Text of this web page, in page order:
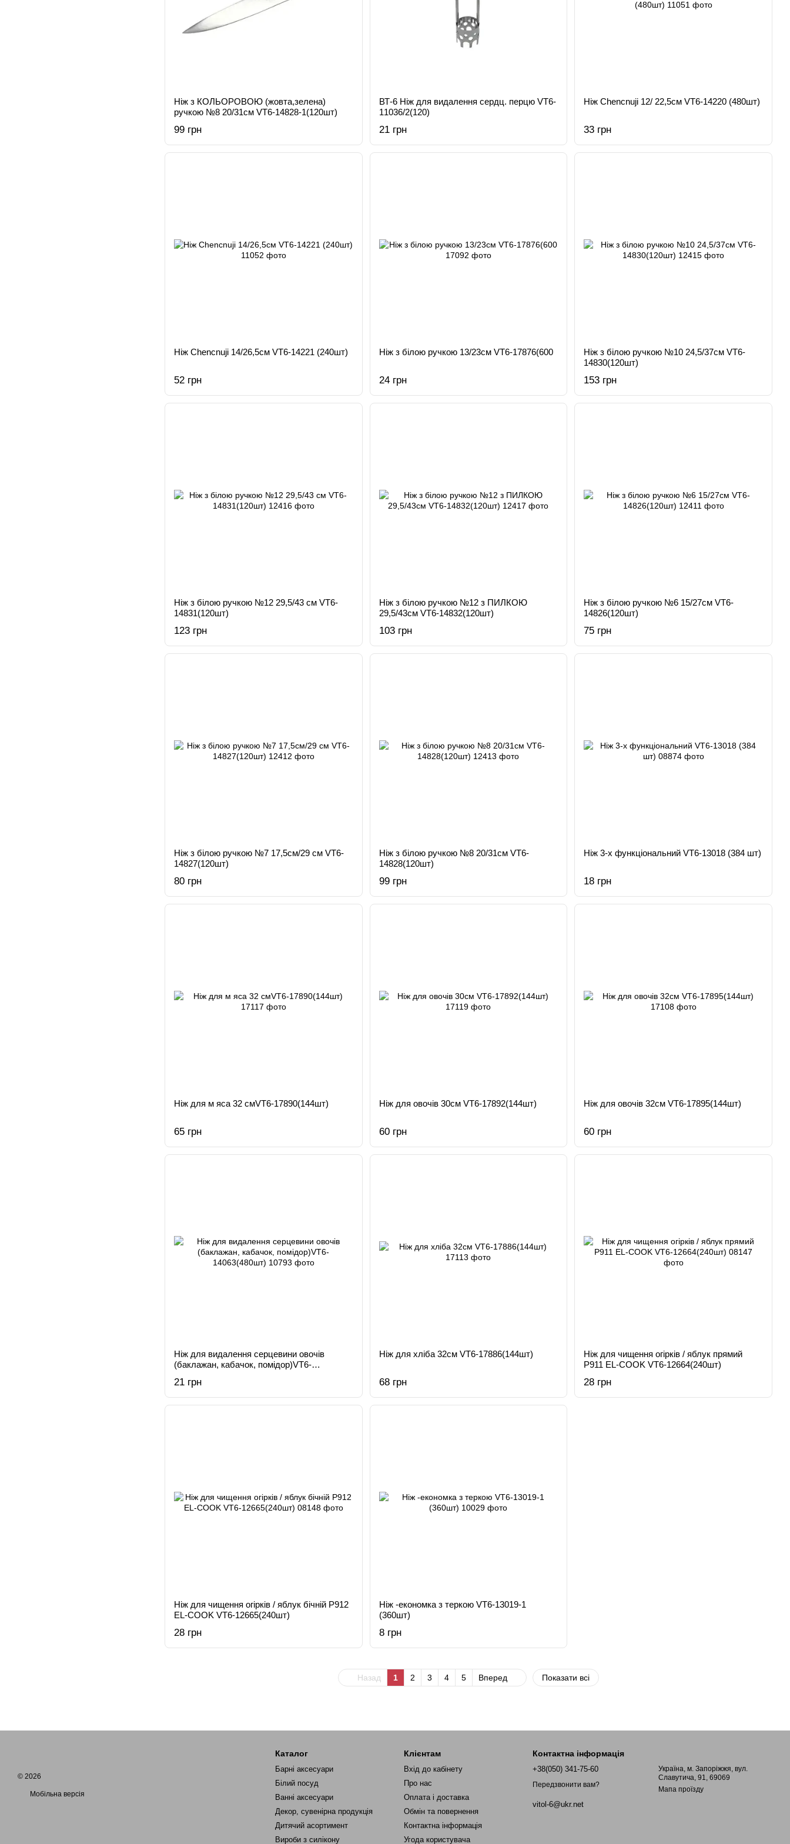
Ніж з КОЛЬОРОВОЮ (жовта,зелена)
ручкою №8 20/31см VT6-14828-1(120шт)
99 грн
ВТ-6 Ніж для видалення сердц. перцю VT6-
11036/2(120)
21 грн
Нiж Chencnuji 12/ 22,5см VT6-14220 (480шт)
33 грн
Нiж Chencnuji 14/26,5см VT6-14221 (240шт)
52 грн
Ніж з білою ручкою 13/23см VT6-17876(600
24 грн
Ніж з білою ручкою №10 24,5/37см VT6-
14830(120шт)
153 грн
Ніж з білою ручкою №12 29,5/43 см VT6-
14831(120шт)
123 грн
Ніж з білою ручкою №12 з ПИЛКОЮ
29,5/43см VT6-14832(120шт)
103 грн
Ніж з білою ручкою №6 15/27см VT6-
14826(120шт)
75 грн
Ніж з білою ручкою №7 17,5см/29 см VT6-
14827(120шт)
80 грн
Ніж з білою ручкою №8 20/31см VT6-
14828(120шт)
99 грн
Ніж 3-х функціональний VT6-13018 (384 шт)
18 грн
Ніж для м яса 32 смVT6-17890(144шт)
65 грн
Ніж для овочів 30см VT6-17892(144шт)
60 грн
Ніж для овочів 32см VT6-17895(144шт)
60 грн
Ніж для видалення серцевини овочів
(баклажан, кабачок, помідор)VT6-
21 грн
Ніж для хліба 32см VT6-17886(144шт)
68 грн
Ніж для чищення огірків / яблук прямий
Р911 EL-COOK VT6-12664(240шт)
28 грн
Ніж для чищення огірків / яблук бічній Р912
EL-COOK VT6-12665(240шт)
28 грн
Ніж -економка з теркою VT6-13019-1
(360шт)
8 грн
Назад 1 2 3 4 5 Вперед Показати всі
© 2026
Мобільна версія
Каталог
Барні аксесуари
Білий посуд
Ванні аксесуари
Декор, сувенірна продукція
Дитячий асортимент
Вироби з силікону
Клієнтам
Вхід до кабінету
Про нас
Оплата і доставка
Обмін та повернення
Контактна інформація
Угода користувача
Контактна інформація
+38(050) 341-75-60
Передзвонити вам?
vitol-6@ukr.net
Україна, м. Запоріжжя, вул.
Славутича, 91, 69069
Мапа проїзду